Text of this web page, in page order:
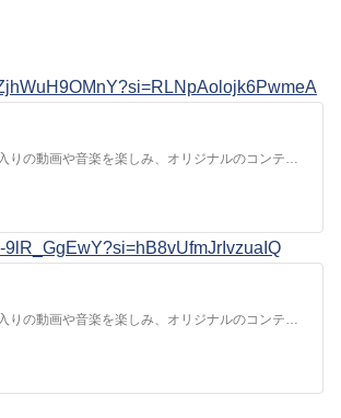
YouTube でお気に入りの動画や音楽を楽しみ、オリジナルのコンテンツをアップロードして友だちや家族、世界中の人たちと共有しましょう。
9lR_GgEwY?si=hB8vUfmJrIvzuaIQ
YouTube でお気に入りの動画や音楽を楽しみ、オリジナルのコンテンツをアップロードして友だちや家族、世界中の人たちと共有しましょう。